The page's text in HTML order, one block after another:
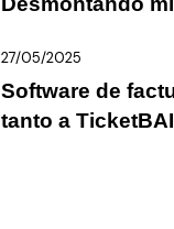
27/05/2025
Software de
tanto a